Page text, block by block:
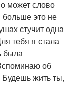
может слово
это не
стучит одна
тебя я стала
была
об
жить ты,